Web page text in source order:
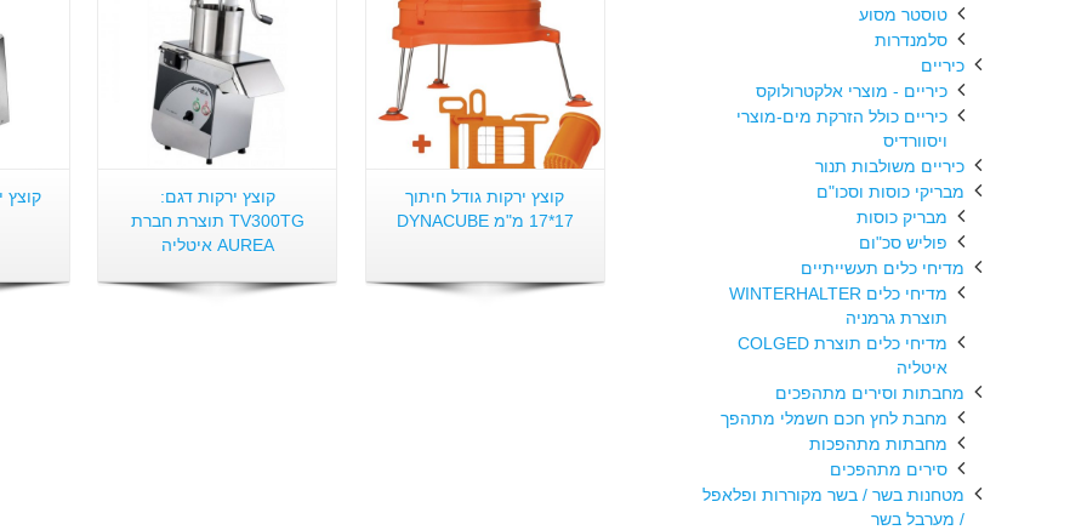
קוצץ ירקות דגם:
TV300TG תוצרת חברת
AUREA איטליה
קוצץ ירקות גודל חיתוך
17*17 מ"מ DYNACUBE
טוסטר מסוע
סלמנדרות
כיריים
כיריים - מוצרי אלקטרולוקס
כיריים כולל הזרקת מים-מוצרי
ויסוורדיס
כיריים משולבות תנור
מבריקי כוסות וסכו"ם
מבריק כוסות
פוליש סכ"ום
מדיחי כלים תעשייתיים
מדיחי כלים WINTERHALTER
תוצרת גרמניה
מדיחי כלים תוצרת COLGED
איטליה
מחבתות וסירים מתהפכים
מחבת לחץ חכם חשמלי מתהפך
מחבתות מתהפכות
סירים מתהפכים
מטחנות בשר / בשר מקוררות ופלאפל
/ מערבל בשר